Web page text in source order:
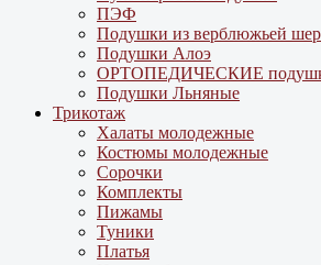
ПЭФ
Подушки из верблюжьей
Подушки Алоэ
ОРТОПЕДИЧЕСКИЕ
Подушки Льняные
Трикотаж
Халаты молодежные
Костюмы молодежные
Сорочки
Комплекты
Пижамы
Туники
Платья